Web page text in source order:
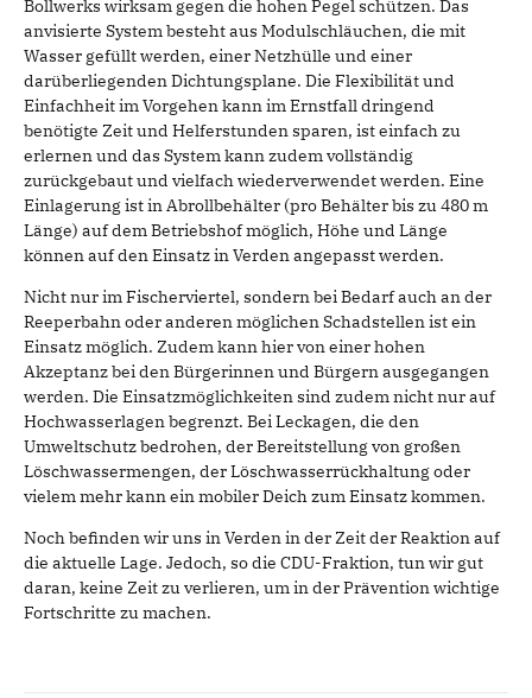
Bollwerks wirksam gegen die hohen Pegel schützen. Das
anvisierte System besteht aus Modulschläuchen, die mit
Wasser gefüllt werden, einer Netzhülle und einer
darüberliegenden Dichtungsplane. Die Flexibilität und
Einfachheit im Vorgehen kann im Ernstfall dringend
benötigte Zeit und Helferstunden sparen, ist einfach zu
erlernen und das System kann zudem vollständig
zurückgebaut und vielfach wiederverwendet werden. Eine
Einlagerung ist in Abrollbehälter (pro Behälter bis zu 480 m
Länge) auf dem Betriebshof möglich, Höhe und Länge
können auf den Einsatz in Verden angepasst werden.
Nicht nur im Fischerviertel, sondern bei Bedarf auch an der
Reeperbahn oder anderen möglichen Schadstellen ist ein
Einsatz möglich. Zudem kann hier von einer hohen
Akzeptanz bei den Bürgerinnen und Bürgern ausgegangen
werden. Die Einsatzmöglichkeiten sind zudem nicht nur auf
Hochwasserlagen begrenzt. Bei Leckagen, die den
Umweltschutz bedrohen, der Bereitstellung von großen
Löschwassermengen, der Löschwasserrückhaltung oder
vielem mehr kann ein mobiler Deich zum Einsatz kommen.
Noch befinden wir uns in Verden in der Zeit der Reaktion auf
die aktuelle Lage. Jedoch, so die CDU-Fraktion, tun wir gut
daran, keine Zeit zu verlieren, um in der Prävention wichtige
Fortschritte zu machen.